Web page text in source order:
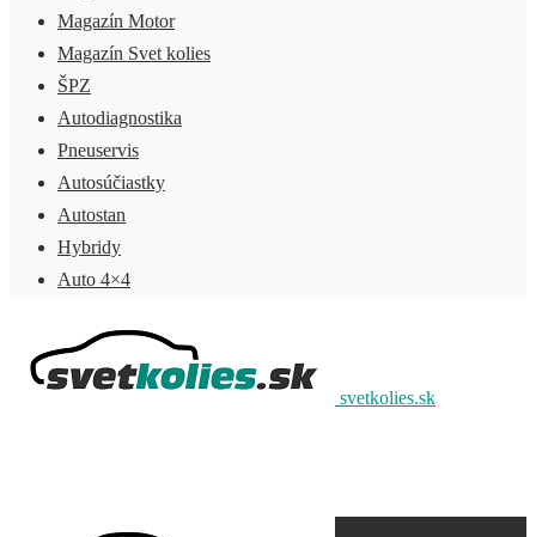
Magazín Motor
Magazín Svet kolies
ŠPZ
Autodiagnostika
Pneuservis
Autosúčiastky
Autostan
Hybridy
Auto 4×4
svetkolies.sk